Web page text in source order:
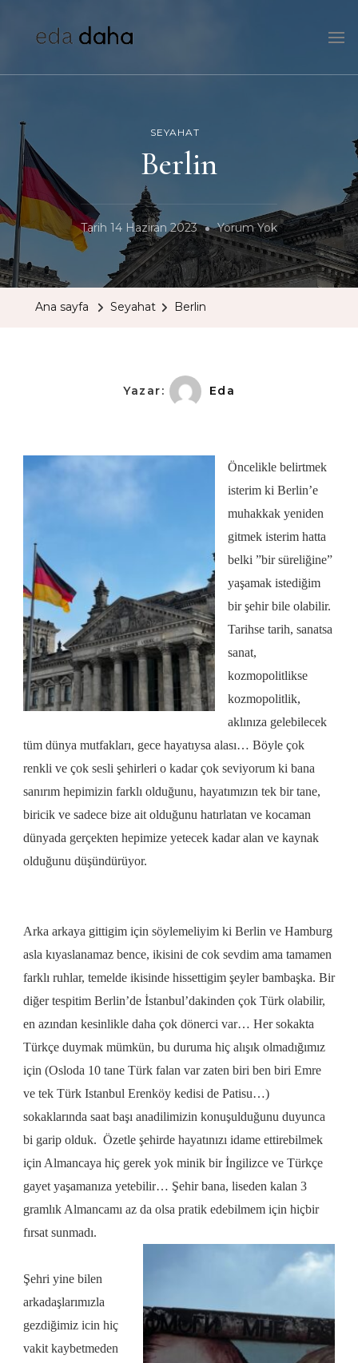
edadaha
SEYAHAT
Berlin
Tarih 14 Haziran 2023 Yorum YokBerlin
Ana sayfa Seyahat Berlin
Yazar: Eda
Öncelikle belirtmek
isterim ki Berlin’e
muhakkak yeniden
gitmek isterim hatta
belki ”bir süreliğine”
yaşamak istediğim
bir şehir bile olabilir.
Tarihse tarih, sanatsa
sanat,
kozmopolitlikse
kozmopolitlik,
aklınıza gelebilecek
tüm dünya mutfakları, gece hayatıysa alası… Böyle çok
renkli ve çok sesli şehirleri o kadar çok seviyorum ki bana
sanırım hepimizin farklı olduğunu, hayatımızın tek bir tane,
biricik ve sadece bize ait olduğunu hatırlatan ve kocaman
dünyada gerçekten hepimize yetecek kadar alan ve kaynak
olduğunu düşündürüyor.
Arka arkaya gittigim için söylemeliyim ki Berlin ve Hamburg
asla kıyaslanamaz bence, ikisini de cok sevdim ama tamamen
farklı ruhlar, temelde ikisinde hissettigim şeyler bambaşka. Bir
diğer tespitim Berlin’de İstanbul’dakinden çok Türk olabilir,
en azından kesinlikle daha çok dönerci var… Her sokakta
Türkçe duymak mümkün, bu duruma hiç alışık olmadığımız
için (Osloda 10 tane Türk falan var zaten biri ben biri Emre
ve tek Türk Istanbul Erenköy kedisi de Patisu…)
sokaklarında saat başı anadilimizin konuşulduğunu duyunca
bi garip olduk. Özetle şehirde hayatınızı idame ettirebilmek
için Almancaya hiç gerek yok minik bir İngilizce ve Türkçe
gayet yaşamanıza yetebilir… Şehir bana, liseden kalan 3
gramlık Almancamı az da olsa pratik edebilmem için hiçbir
fırsat sunmadı.
Şehri yine bilen
arkadaşlarımızla
gezdiğimiz icin hiç
vakit kaybetmeden